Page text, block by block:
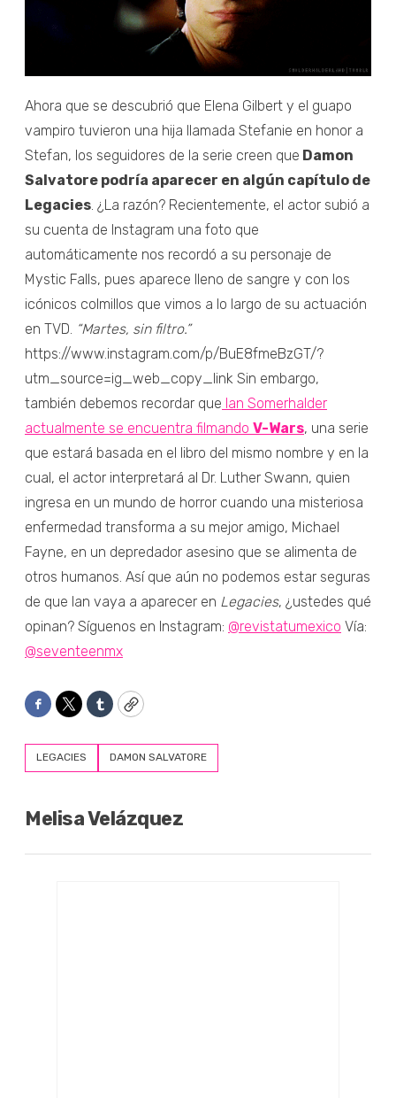
Ahora que se descubrió que Elena Gilbert y el guapo
vampiro tuvieron una hija llamada Stefanie en honor a
Stefan, los seguidores de la serie creen que Damon
Salvatore podría aparecer en algún capítulo de
Legacies. ¿La razón? Recientemente, el actor subió a
su cuenta de Instagram una foto que
automáticamente nos recordó a su personaje de
Mystic Falls, pues aparece lleno de sangre y con los
icónicos colmillos que vimos a lo largo de su actuación
en TVD. “Martes, sin filtro.”
https://www.instagram.com/p/BuE8fmeBzGT/?
utm_source=ig_web_copy_link Sin embargo,
también debemos recordar que Ian Somerhalder
actualmente se encuentra filmando V-Wars, una serie
que estará basada en el libro del mismo nombre y en la
cual, el actor interpretará al Dr. Luther Swann, quien
ingresa en un mundo de horror cuando una misteriosa
enfermedad transforma a su mejor amigo, Michael
Fayne, en un depredador asesino que se alimenta de
otros humanos. Así que aún no podemos estar seguras
de que Ian vaya a aparecer en Legacies, ¿ustedes qué
opinan? Síguenos en Instagram: @revistatumexico Vía:
@seventeenmx
Facebook
TwitterTumblrCopy
LEGACIES DAMON SALVATORE
Melisa Velázquez